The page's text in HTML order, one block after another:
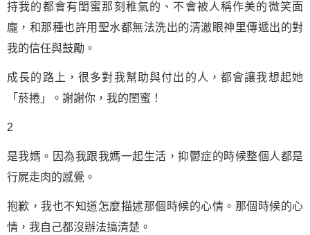
持我的都會有閨蜜那刻稚氣的、不會被人稱作美的微笑面
龐，和那種也許用聖水都無法洗出的清澈眼神里傳遞出的對
我的信任與鼓勵。
成長的路上，很多對我幫助與付出的人，都會讓我想起她
「菸捲」。謝謝你，我的閨蜜！
2
是我媽。因為我跟我媽一起生活，抑鬱症的時候整個人都是
行屍走肉的感覺。
抱歉，我也不知道怎麼描述那個時候的心情。那個時候的心
情，我自己都沒辦法搞清楚。